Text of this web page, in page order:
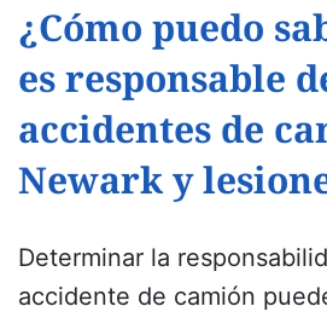
¿Cómo puedo
es responsable
accidentes de
Newark y
Determinar la
accidente de camión